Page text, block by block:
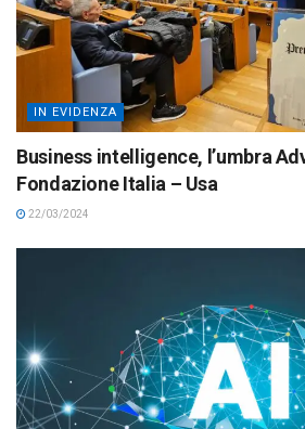
IN EVIDENZA
Business intelligence, l’umbra
Fondazione Italia – Usa
22/03/2024